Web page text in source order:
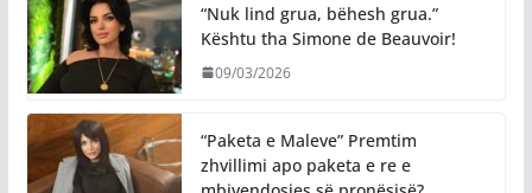
“Nuk lind grua, bëhesh grua.”
Kështu tha Simone de Beauvoir!
09/03/2026
“Paketa e Maleve” Premtim
zhvillimi apo paketa e re e